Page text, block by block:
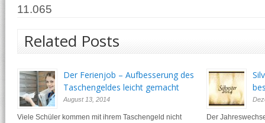
11.065
Related Posts
Der Ferienjob – Aufbesserung des
Taschengeldes leicht gemacht
August 13, 2014
Viele Schüler kommen mit ihrem Taschengeld nicht
Der